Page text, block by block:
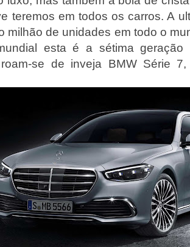
teremos em todos os carros. A
milhão de unidades em todo o
esta é a sétima geração
se de inveja BMW Série